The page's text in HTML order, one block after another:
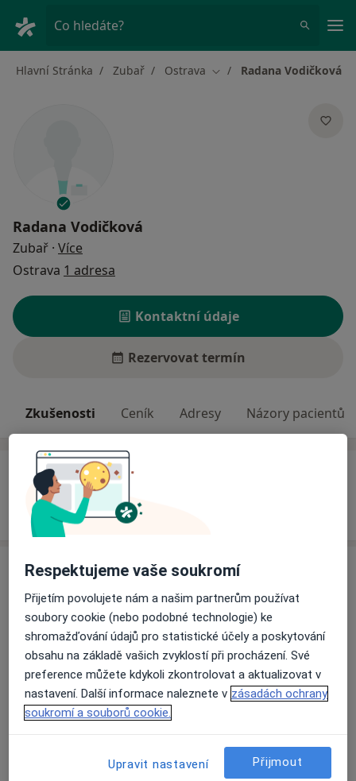
Co hledáte?
Hlavní Stránka Zubař Ostrava Změna města
Radana Vodičková
Radana Vodičková
Zubař · Více
Ostrava 1 adresa
Kontaktní údaje
Rezervovat termín
Zkušenosti Ceník Adresy Názory pacientů
Zkušenosti
Odborník na:
Zubní lékařství
Služby a ceník služeb
Digitální rentgen
Detaily
Estetická stomatologie
Detaily
Extrakce zubu
Respektujeme vaše soukromí
Přijetím povolujete nám a našim partnerům používat
soubory cookie (nebo podobné technologie) ke
shromažďování údajů pro statistické účely a poskytování
obsahu na základě vašich zvyklostí při procházení. Své
preference můžete kdykoli zkontrolovat a aktualizovat v
nastavení. Další informace naleznete v zásadách ochrany
soukromí a souborů cookie.
Upravit nastavení Přijmout